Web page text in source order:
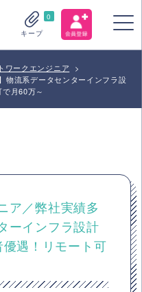
0
キープ
ワークエンジニア
>
物流系データセンターインフラ設
月60万～
ア／弊社実績多
ーインフラ設計
遇！リモート可